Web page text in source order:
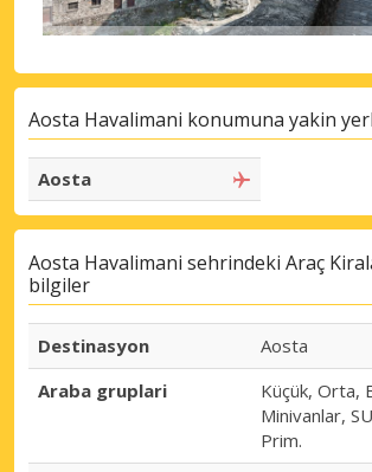
Aosta Havalimani konumuna yakin
Aosta
Aosta Havalimani sehrindeki Araç
bilgiler
Destinasyon
Aosta
Araba gruplari
Küçük, Orta,
Minivanlar,
Prim.